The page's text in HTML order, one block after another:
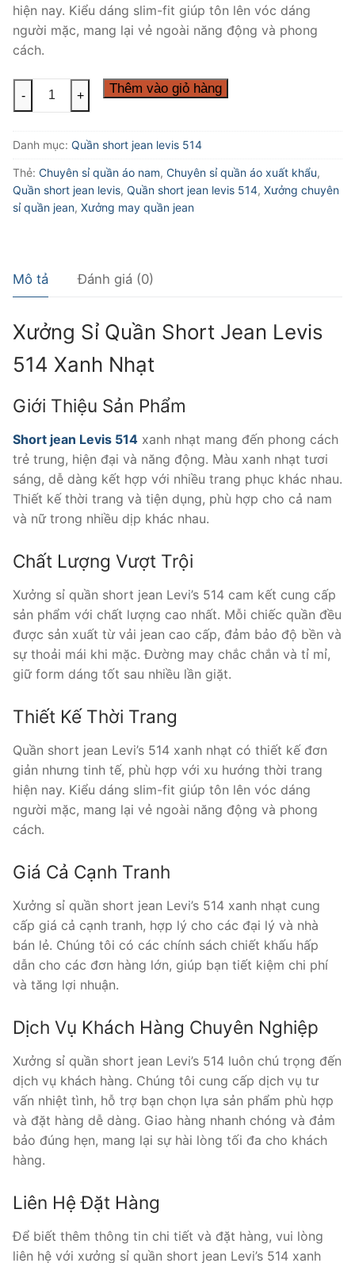
hiện nay. Kiểu dáng slim-fit giúp tôn lên vóc dáng
người mặc, mang lại vẻ ngoài năng động và phong
cách.
Xưởng
sỉ
short
jean
levis
514
lượng
- + Thêm vào giỏ hàng
Danh mục: Quần short jean levis 514
Thẻ: Chuyên sỉ quần áo nam, Chuyên sỉ quần áo xuất khẩu,
Quần short jean levis, Quần short jean levis 514, Xưởng chuyên
sỉ quần jean, Xưởng may quần jean
Mô tả Đánh giá (0)
Xưởng Sỉ Quần Short Jean Levis
514 Xanh Nhạt
Giới Thiệu Sản Phẩm
Short jean Levis 514 xanh nhạt mang đến phong cách
trẻ trung, hiện đại và năng động. Màu xanh nhạt tươi
sáng, dễ dàng kết hợp với nhiều trang phục khác nhau.
Thiết kế thời trang và tiện dụng, phù hợp cho cả nam
và nữ trong nhiều dịp khác nhau.
Chất Lượng Vượt Trội
Xưởng sỉ quần short jean Levi’s 514 cam kết cung cấp
sản phẩm với chất lượng cao nhất. Mỗi chiếc quần đều
được sản xuất từ vải jean cao cấp, đảm bảo độ bền và
sự thoải mái khi mặc. Đường may chắc chắn và tỉ mỉ,
giữ form dáng tốt sau nhiều lần giặt.
Thiết Kế Thời Trang
Quần short jean Levi’s 514 xanh nhạt có thiết kế đơn
giản nhưng tinh tế, phù hợp với xu hướng thời trang
hiện nay. Kiểu dáng slim-fit giúp tôn lên vóc dáng
người mặc, mang lại vẻ ngoài năng động và phong
cách.
Giá Cả Cạnh Tranh
Xưởng sỉ quần short jean Levi’s 514 xanh nhạt cung
cấp giá cả cạnh tranh, hợp lý cho các đại lý và nhà
bán lẻ. Chúng tôi có các chính sách chiết khấu hấp
dẫn cho các đơn hàng lớn, giúp bạn tiết kiệm chi phí
và tăng lợi nhuận.
Dịch Vụ Khách Hàng Chuyên Nghiệp
Xưởng sỉ quần short jean Levi’s 514 luôn chú trọng đến
dịch vụ khách hàng. Chúng tôi cung cấp dịch vụ tư
vấn nhiệt tình, hỗ trợ bạn chọn lựa sản phẩm phù hợp
và đặt hàng dễ dàng. Giao hàng nhanh chóng và đảm
bảo đúng hẹn, mang lại sự hài lòng tối đa cho khách
hàng.
Liên Hệ Đặt Hàng
Để biết thêm thông tin chi tiết và đặt hàng, vui lòng
liên hệ với xưởng sỉ quần short jean Levi’s 514 xanh